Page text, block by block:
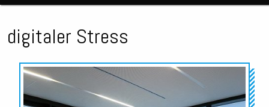
digitaler Stress
Audio-
Player